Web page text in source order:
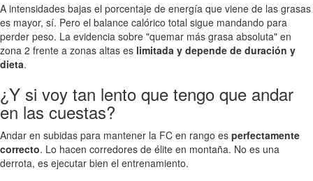
A intensidades bajas el porcentaje de energía que viene de las grasas
es mayor, sí. Pero el balance calórico total sigue mandando para
perder peso. La evidencia sobre "quemar más grasa absoluta" en
zona 2 frente a zonas altas es limitada y depende de duración y
dieta.
¿Y si voy tan lento que tengo que andar
en las cuestas?
Andar en subidas para mantener la FC en rango es perfectamente
correcto. Lo hacen corredores de élite en montaña. No es una
derrota, es ejecutar bien el entrenamiento.